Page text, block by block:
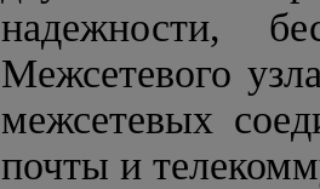
надежности,
Межсетевого
межсетевых
почты и